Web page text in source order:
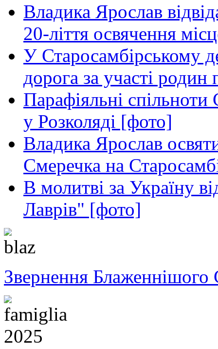
Владика Ярослав
20-ліття освячення
У Старосамбірському
дорога за участі
Парафіяльні
у Розколяді [фото]
Владика Ярослав
Смеречка на
В молитві за Україну
Лаврів" [фото]
Звернення Блаженнішого